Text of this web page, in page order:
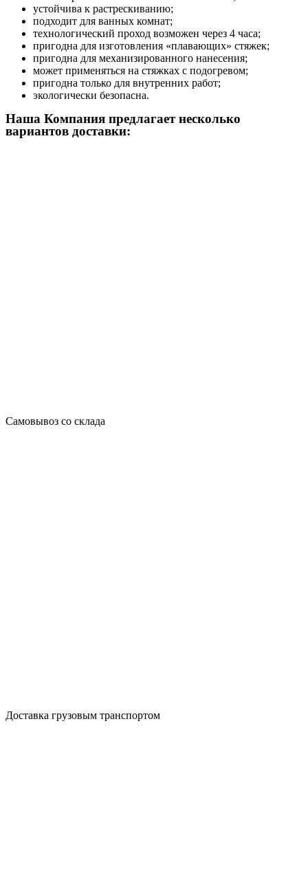
устойчива к растрескиванию;
подходит для ванных комнат;
технологический проход возможен через 4 часа;
пригодна для изготовления «плавающих» стяжек;
пригодна для механизированного нанесения;
может применяться на стяжках с подогревом;
пригодна только для внутренних работ;
экологически безопасна.
Наша Компания предлагает несколько
вариантов доставки:
Самовывоз со склада
Доставка грузовым транспортом